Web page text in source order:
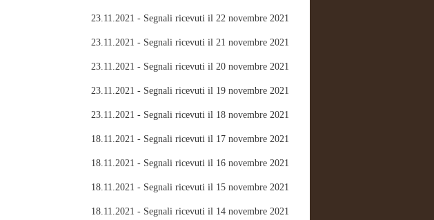
23.11.2021 - Segnali ricevuti il 22 novembre 2021
23.11.2021 - Segnali ricevuti il 21 novembre 2021
23.11.2021 - Segnali ricevuti il 20 novembre 2021
23.11.2021 - Segnali ricevuti il 19 novembre 2021
23.11.2021 - Segnali ricevuti il 18 novembre 2021
18.11.2021 - Segnali ricevuti il 17 novembre 2021
18.11.2021 - Segnali ricevuti il 16 novembre 2021
18.11.2021 - Segnali ricevuti il 15 novembre 2021
18.11.2021 - Segnali ricevuti il 14 novembre 2021